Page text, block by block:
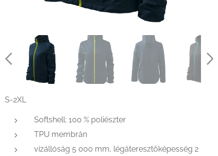
S-2XL
Softshell: 100 % poliészter
TPU membrán
vízállóság 5 000 mm, légáteresztőképesség 2